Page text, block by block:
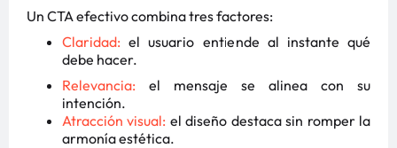
Un CTA efectivo combina tres factores:
Claridad: el usuario entiende al instante qué
debe hacer.
Relevancia: el mensaje se alinea con su
intención.
Atracción visual: el diseño destaca sin romper la
armonía estética.